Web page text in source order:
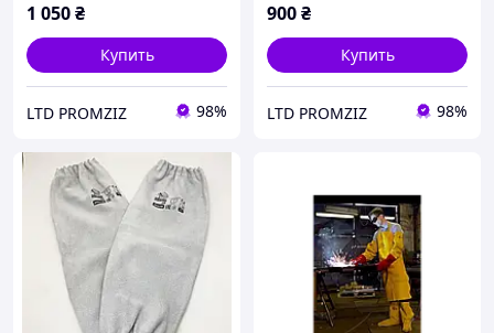
1 050₴
Купить
LTD PROMZIZ 98%
900₴
Купить
LTD PROMZIZ 98%